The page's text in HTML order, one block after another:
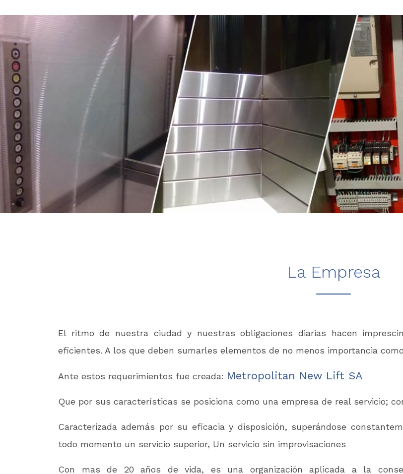
La Empresa
El ritmo de nuestra ciudad y nuestras obligaciones diarias hacen
eficientes. A los que deben sumarles elementos de no menos importancia
Ante estos requerimientos fue creada: Metropolitan New Lift SA
Que por sus características se posiciona como una empresa de real servicio;
Caracterizada además por su eficacia y disposición, superándose
todo momento un servicio superior, Un servicio sin improvisaciones
Con mas de 20 años de vida, es una organización aplicada a la